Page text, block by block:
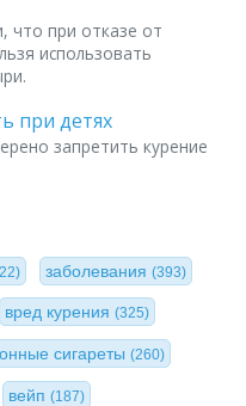
что при отказе от
использовать
при детях
запретить курение
заболевания (393)
вред курения (325)
сигареты(260)
вейп (187)